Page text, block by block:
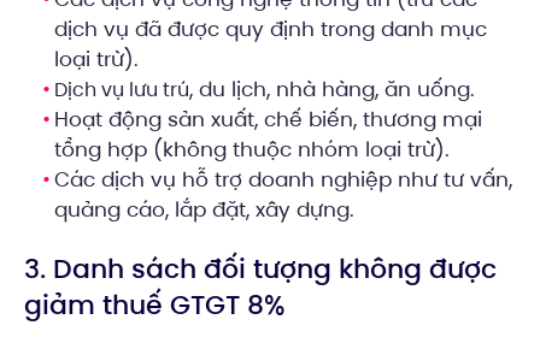
dịch vụ đã được quy định trong danh mục
loại trừ).
Dịch vụ lưu trú, du lịch, nhà hàng, ăn uống.
Hoạt động sản xuất, chế biến, thương mại
tổng hợp (không thuộc nhóm loại trừ).
Các dịch vụ hỗ trợ doanh nghiệp như tư vấn,
quảng cáo, lắp đặt, xây dựng.
3. Danh sách đối tượng không được
giảm thuế GTGT 8%